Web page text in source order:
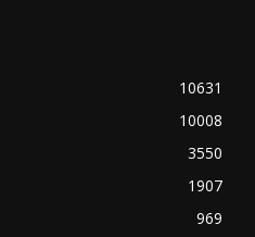
10631
10008
3550
1907
969